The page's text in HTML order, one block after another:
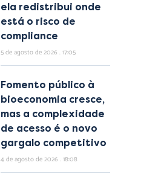
ela redistribui onde
está o risco de
compliance
5 de agosto de 2026 17:05
Fomento público à
bioeconomia cresce,
mas a complexidade
de acesso é o novo
gargalo competitivo
4 de agosto de 2026 18:08